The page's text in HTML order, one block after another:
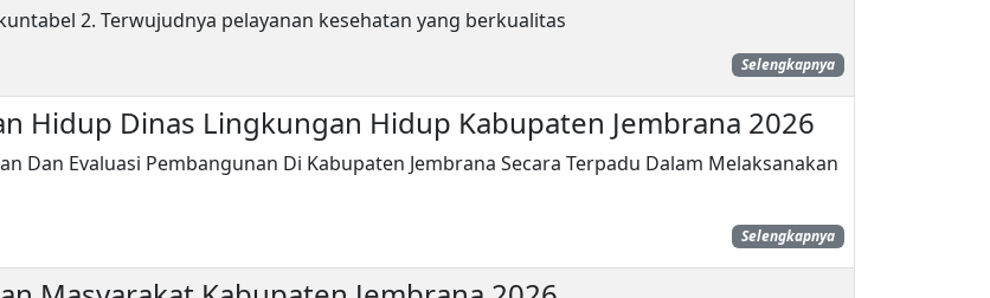
2. Terwujudnya pelayanan kesehatan yang berkualitas
Selengkapnya
Hidup Dinas Lingkungan Hidup Kabupaten Jembrana 2026
Dan Evaluasi Pembangunan Di Kabupaten Jembrana Secara Terpadu Dalam Melaksanakan
Selengkapnya